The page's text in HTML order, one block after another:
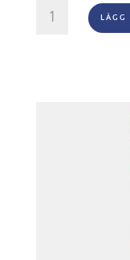
Amsterdam
Akryl
LÄGG